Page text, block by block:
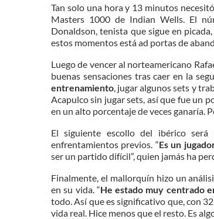
Tan solo una hora y 13 minutos
Masters 1000 de Indian Wells. El
Donaldson, tenista que sigue en
estos momentos está ad portas de
Luego de vencer al norteamericano
buenas sensaciones tras caer en la
entrenamiento, jugar algunos sets y
Acapulco sin jugar sets, así que fue un
en un alto porcentaje de veces ganaría.
El siguiente escollo del ibérico
enfrentamientos previos. “Es un
ser un partido difícil”, quien jamás ha
Finalmente, el mallorquín hizo un
en su vida. “He estado muy centrado
todo. Así que es significativo que, con
vida real. Hice menos que el resto. Es